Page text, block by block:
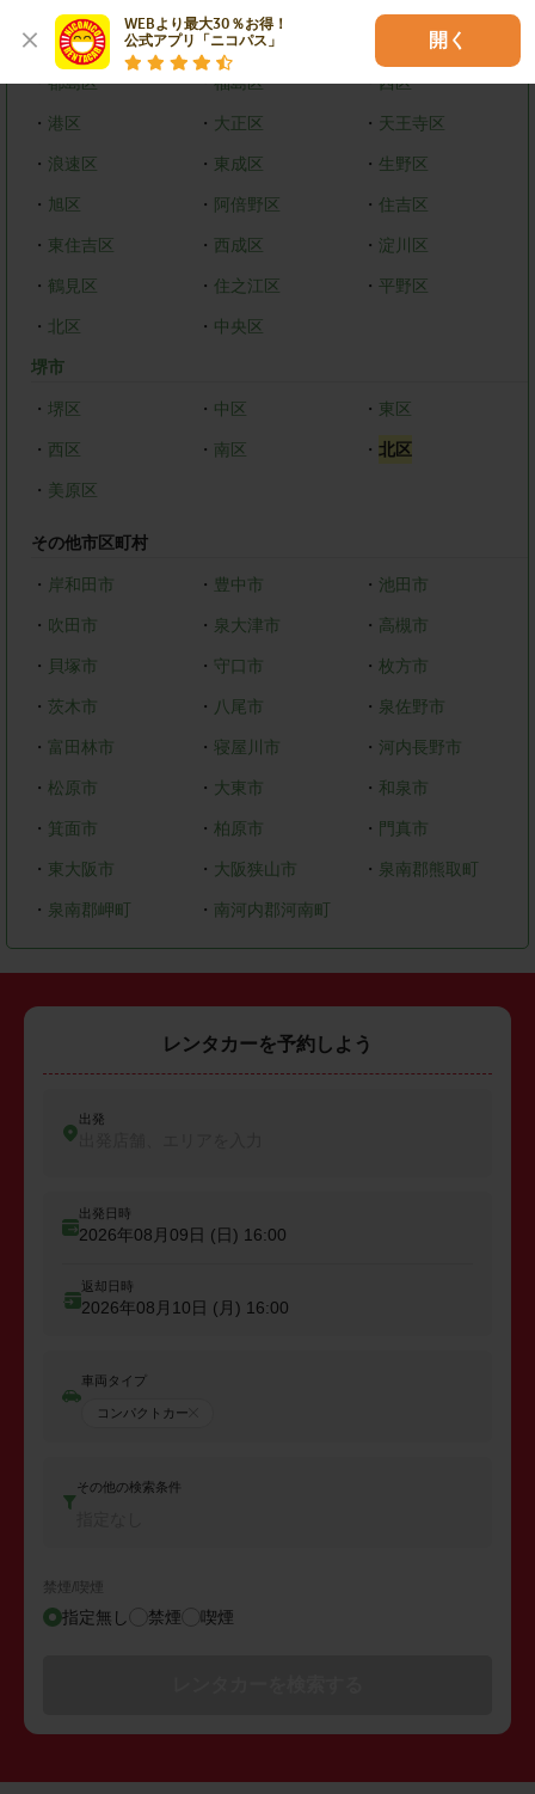
WEBより最大30％お得！
公式アプリ「ニコパス」
開く
大阪市
・都島区 ・福島区 ・西区
・ 港区 ・ 大正区 ・ 天王寺区
・ 浪速区 ・ 東成区 ・ 生野区
・ 旭区 ・ 阿倍野区 ・ 住吉区
・ 東住吉区 ・ 西成区 ・ 淀川区
・ 鶴見区 ・ 住之江区 ・平野区
・ 北区 ・ 中央区
堺市
・ 堺区 ・ 中区 ・ 東区
・ 西区 ・ 南区 ・北区
・ 美原区
その他市区町村
・ 岸和田市 ・ 豊中市 ・ 池田市
・ 吹田市 ・ 泉大津市 ・ 高槻市
・ 貝塚市 ・ 守口市 ・枚方市
・ 茨木市 ・ 八尾市 ・ 泉佐野市
・ 富田林市 ・ 寝屋川市 ・ 河内長野市
・ 松原市 ・ 大東市 ・ 和泉市
・ 箕面市 ・ 柏原市 ・ 門真市
・ 東大阪市 ・ 大阪狭山市 ・ 泉南郡熊取町
・ 泉南郡岬町 ・ 南河内郡河南町
レンタカーを予約しよう
出発
出発日時
2026年08月09日 (日) 16:00
返却日時
2026年08月10日 (月) 16:00
車両タイプ
コンパクトカー
その他の検索条件
禁煙/喫煙
指定無し 禁煙 喫煙